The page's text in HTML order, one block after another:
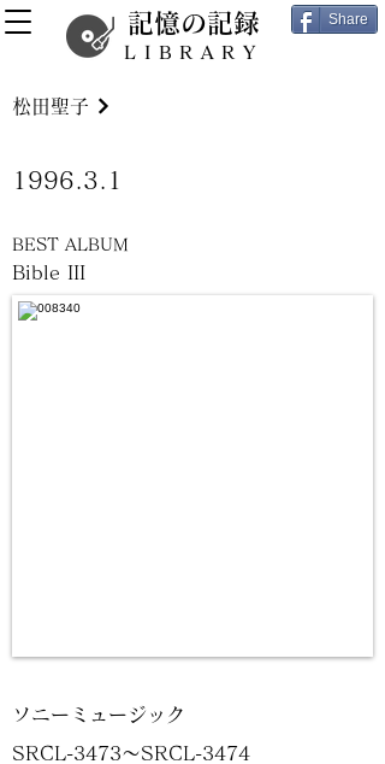
記憶の記録
LIBRARY
Share
Bible III
松田聖子
1996.3.1
BEST ALBUM
ソニーミュージック
SRCL-3473～SRCL-3474